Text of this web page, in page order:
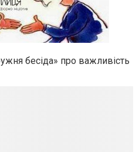
бесіда» про важливість